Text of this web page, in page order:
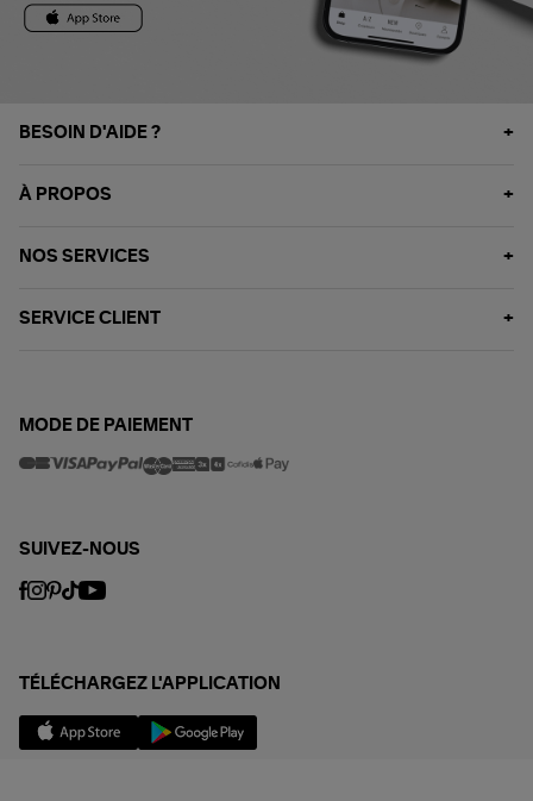
BESOIN D'AIDE ?
À PROPOS
NOS SERVICES
SERVICE CLIENT
MODE DE PAIEMENT
SUIVEZ-NOUS
TÉLÉCHARGEZ L'APPLICATION